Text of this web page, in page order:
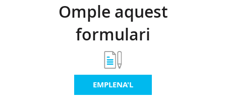
Omple aquest
formulari
EMPLENA'L